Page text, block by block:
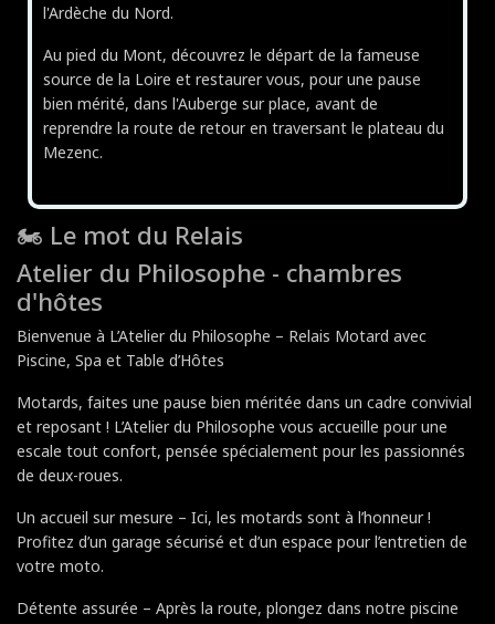
Hôtel** - Restaurant - Bar
MEZILHAC (07530)
Voir sur la carte
Fiche complète
l'Ardèche du Nord.
Au pied du Mont, découvrez le départ de la fameuse
source de la Loire et restaurer vous, pour une pause
bien mérité, dans l'Auberge sur place, avant de
reprendre la route de retour en traversant le plateau du
Mezenc.
🏍️ Le mot du Relais
Atelier du Philosophe - chambres
d'hôtes
Bienvenue à L’Atelier du Philosophe – Relais Motard avec
Piscine, Spa et Table d’Hôtes
Motards, faites une pause bien méritée dans un cadre convivial
et reposant ! L’Atelier du Philosophe vous accueille pour une
escale tout confort, pensée spécialement pour les passionnés
de deux-roues.
Un accueil sur mesure – Ici, les motards sont à l’honneur !
Profitez d’un garage sécurisé et d’un espace pour l’entretien de
votre moto.
Détente assurée – Après la route, plongez dans notre piscine